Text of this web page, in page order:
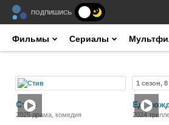
ПОДПИШИСЬ
Фильмы Сериалы
Стив
2025 драма, комедия
1 сезон,
2024